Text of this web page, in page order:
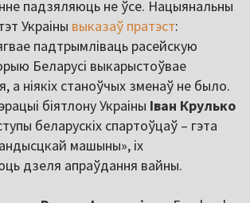
падзяляюць не ўсе. Нацыянальны
Украіны выказаў пратэст:
падтрымліваць расейскую
Беларусі выкарыстоўвае
а ніякіх станоўчых зменаў не было.
біятлону Украіны Іван Крулько
беларускіх спартоўцаў – гэта
машыны», іх
дзеля апраўдання вайны.